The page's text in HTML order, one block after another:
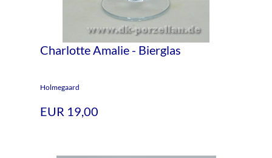
Charlotte Amalie - Bierglas
Holmegaard
EUR 19,00